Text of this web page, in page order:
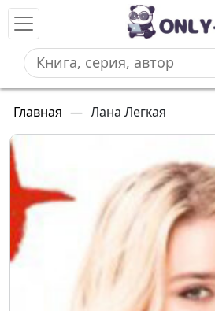
Главная — Лана Легкая